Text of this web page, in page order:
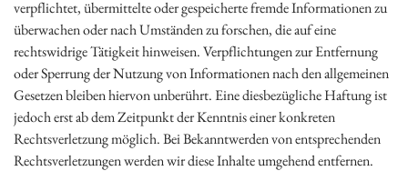
verpflichtet, übermittelte oder gespeicherte fremde Informationen zu
überwachen oder nach Umständen zu forschen, die auf eine
rechtswidrige Tätigkeit hinweisen. Verpflichtungen zur Entfernung
oder Sperrung der Nutzung von Informationen nach den allgemeinen
Gesetzen bleiben hiervon unberührt. Eine diesbezügliche Haftung ist
jedoch erst ab dem Zeitpunkt der Kenntnis einer konkreten
Rechtsverletzung möglich. Bei Bekanntwerden von entsprechenden
Rechtsverletzungen werden wir diese Inhalte umgehend entfernen.